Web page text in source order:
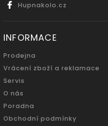
Hupnakolo.cz
INFORMACE
Prodejna
Vrácení zboží a reklamace
Servis
O nás
Poradna
Obchodní podmínky